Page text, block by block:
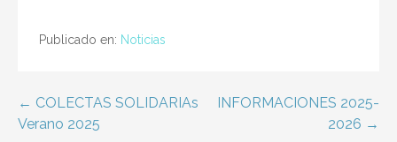
Publicado en: Noticias
← COLECTAS SOLIDARIAs
Verano 2025
INFORMACIONES 2025-
2026 →